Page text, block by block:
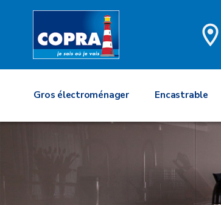
Gros électroménager Encastrable